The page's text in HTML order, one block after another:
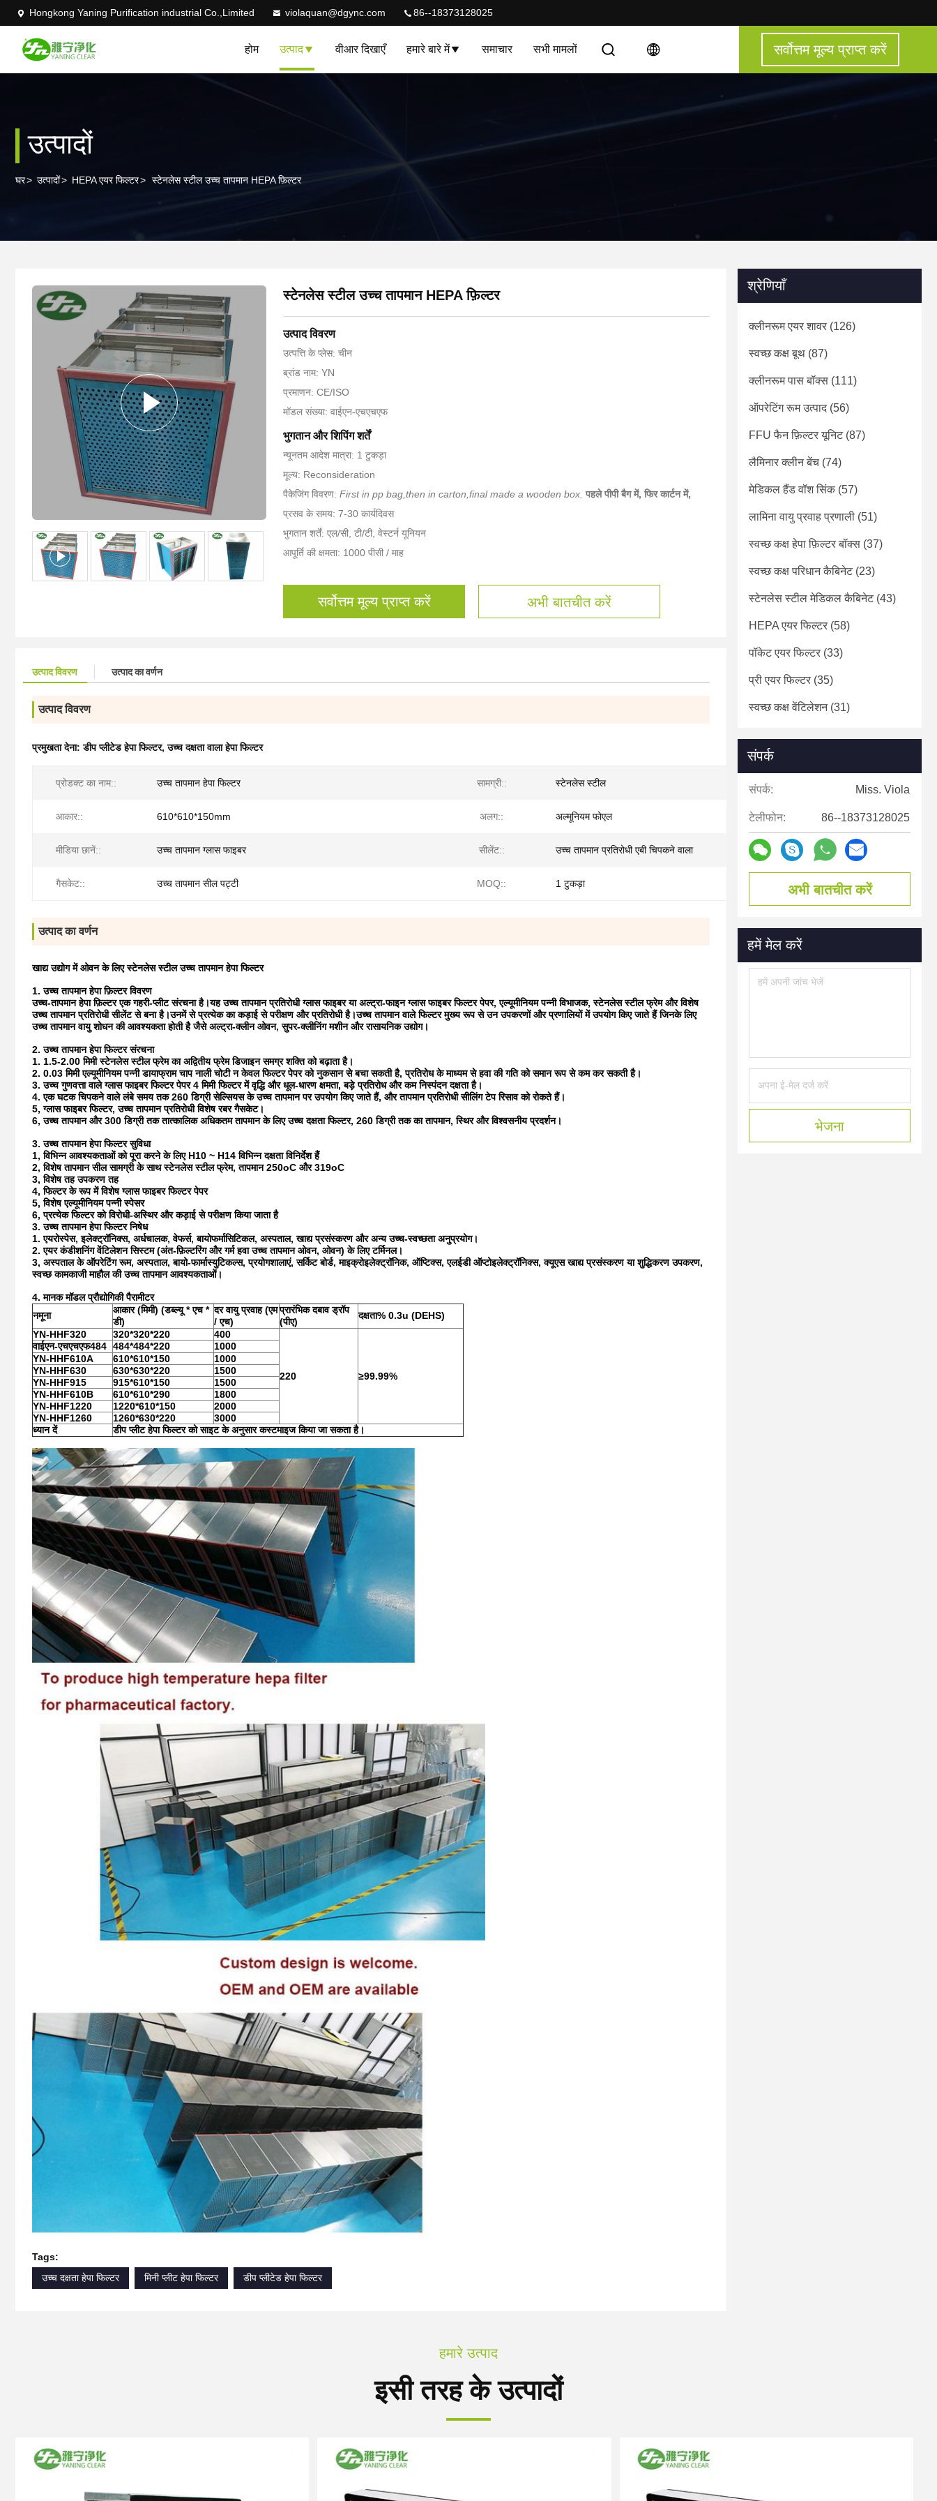
Hongkong Yaning Purification industrial Co.,Limited violaquan@dgync.com 86--18373128025
होम उत्पाद वीआर दिखाएँ हमारे बारे में समाचार सभी मामलों सर्वोत्तम मूल्य प्राप्त करें
उत्पादों
घर> उत्पादों> HEPA एयर फिल्टर> स्टेनलेस स्टील उच्च तापमान HEPA फ़िल्टर
स्टेनलेस स्टील उच्च तापमान HEPA फ़िल्टर
उत्पाद विवरण
उत्पत्ति के प्लेस: चीन
ब्रांड नाम: YN
प्रमाणन: CE/ISO
मॉडल संख्या: वाईएन-एचएचएफ
भुगतान और शिपिंग शर्तें
न्यूनतम आदेश मात्रा: 1 टुकड़ा
मूल्य: Reconsideration
पैकेजिंग विवरण: First in pp bag,then in carton,final made a wooden box. पहले पीपी बैग में, फिर कार्टन में,
प्रसव के समय: 7-30 कार्यदिवस
भुगतान शर्तें: एल/सी, टी/टी, वेस्टर्न यूनियन
आपूर्ति की क्षमता: 1000 पीसी / माह
सर्वोत्तम मूल्य प्राप्त करें अभी बातचीत करें
उत्पाद विवरण उत्पाद का वर्णन
उत्पाद विवरण
प्रमुखता देना:डीप प्लीटेड हेपा फिल्टर,उच्च दक्षता वाला हेपा फिल्टर
प्रोडक्ट का नाम:: उच्च तापमान हेपा फिल्टर सामग्री:: स्टेनलेस स्टील
आकार:: 610*610*150mm अलग:: अल्मूनियम फोएल
मीडिया छानें:: उच्च तापमान ग्लास फाइबर सीलेंट:: उच्च तापमान प्रतिरोधी एबी चिपकने वाला
गैसकेट:: उच्च तापमान सील पट्टी MOQ:: 1 टुकड़ा
उत्पाद का वर्णन
खाद्य उद्योग में ओवन के लिए स्टेनलेस स्टील उच्च तापमान हेपा फिल्टर
1. उच्च तापमान हेपा फ़िल्टर विवरण
उच्च-तापमान हेपा फ़िल्टर एक गहरी-प्लीट संरचना है।यह उच्च तापमान प्रतिरोधी ग्लास फाइबर या अल्ट्रा-फाइन ग्लास फाइबर फिल्टर पेपर, एल्यूमीनियम पन्नी विभाजक, स्टेनलेस स्टील फ्रेम और विशेष
उच्च तापमान प्रतिरोधी सीलेंट से बना है।उनमें से प्रत्येक का कड़ाई से परीक्षण और प्रतिरोधी है।उच्च तापमान वाले फिल्टर मुख्य रूप से उन उपकरणों और प्रणालियों में उपयोग किए जाते हैं जिनके लिए
उच्च तापमान वायु शोधन की आवश्यकता होती है जैसे अल्ट्रा-क्लीन ओवन, सुपर-क्लीनिंग मशीन और रासायनिक उद्योग।
2. उच्च तापमान हेपा फिल्टर संरचना
1. 1.5-2.00 मिमी स्टेनलेस स्टील फ्रेम का अद्वितीय फ्रेम डिजाइन समग्र शक्ति को बढ़ाता है।
2. 0.03 मिमी एल्यूमीनियम पन्नी डायाफ्राम चाप नाली चोटी न केवल फिल्टर पेपर को नुकसान से बचा सकती है, प्रतिरोध के माध्यम से हवा की गति को समान रूप से कम कर सकती है।
3. उच्च गुणवत्ता वाले ग्लास फाइबर फिल्टर पेपर 4 मिमी फिल्टर में वृद्धि और धूल-धारण क्षमता, बड़े प्रतिरोध और कम निस्पंदन दक्षता है।
4. एक घटक चिपकने वाले लंबे समय तक 260 डिग्री सेल्सियस के उच्च तापमान पर उपयोग किए जाते हैं, और तापमान प्रतिरोधी सीलिंग टेप रिसाव को रोकते हैं।
5, ग्लास फाइबर फिल्टर, उच्च तापमान प्रतिरोधी विशेष रबर गैसकेट।
6, उच्च तापमान और 300 डिग्री तक तात्कालिक अधिकतम तापमान के लिए उच्च दक्षता फिल्टर, 260 डिग्री तक का तापमान, स्थिर और विश्वसनीय प्रदर्शन।
3. उच्च तापमान हेपा फिल्टर सुविधा
1, विभिन्न आवश्यकताओं को पूरा करने के लिए H10 ~ H14 विभिन्न दक्षता विनिर्देश हैं
2, विशेष तापमान सील सामग्री के साथ स्टेनलेस स्टील फ्रेम, तापमान 250oC और 319oC
3, विशेष तह उपकरण तह
4, फिल्टर के रूप में विशेष ग्लास फाइबर फिल्टर पेपर
5, विशेष एल्यूमीनियम पन्नी स्पेसर
6, प्रत्येक फिल्टर को विरोधी-अस्थिर और कड़ाई से परीक्षण किया जाता है
3. उच्च तापमान हेपा फिल्टर निषेध
1. एयरोस्पेस, इलेक्ट्रॉनिक्स, अर्धचालक, वेफर्स, बायोफर्मासिटिकल, अस्पताल, खाद्य प्रसंस्करण और अन्य उच्च-स्वच्छता अनुप्रयोग।
2. एयर कंडीशनिंग वेंटिलेशन सिस्टम (अंत-फ़िल्टरिंग और गर्म हवा उच्च तापमान ओवन, ओवन) के लिए टर्मिनल।
3, अस्पताल के ऑपरेटिंग रूम, अस्पताल, बायो-फार्मास्युटिकल्स, प्रयोगशालाएं, सर्किट बोर्ड, माइक्रोइलेक्ट्रॉनिक, ऑप्टिक्स, एलईडी ऑप्टोइलेक्ट्रॉनिक्स, क्यूएस खाद्य प्रसंस्करण या शुद्धिकरण उपकरण,
स्वच्छ कामकाजी माहौल की उच्च तापमान आवश्यकताओं।
4. मानक मॉडल प्रौद्योगिकी पैरामीटर
नमूना
आकार (मिमी) (डब्ल्यू * एच *
डी)
दर वायु प्रवाह (एम
/ एच)
प्रारंभिक दबाव ड्रॉप
(पीए)
दक्षता% 0.3u (DEHS)
YN-HHF320
320*320*220 400
220 ≥99.99%
वाईएन-एचएचएफ484 484*484*220
1000
YN-HHF610A
610*610*150
1000
YN-HHF630
630*630*220
1500
YN-HHF915
915*610*150
1500
YN-HHF610B
610*610*290
1800
YN-HHF1220
1220*610*150
2000
YN-HHF1260
1260*630*220
3000
ध्यान दें
डीप प्लीट हेपा फिल्टर को साइट के अनुसार कस्टमाइज किया जा सकता है।
Tags:
उच्च दक्षता हेपा फिल्टर
मिनी प्लीट हेपा फिल्टर डीप प्लीटेड हेपा फिल्टर
श्रेणियाँ
क्लीनरूम एयर शावर (126)
स्वच्छ कक्ष बूथ (87)
क्लीनरूम पास बॉक्स (111)
ऑपरेटिंग रूम उत्पाद(56)
FFU फैन फ़िल्टर यूनिट(87)
लैमिनार क्लीन बेंच (74)
मेडिकल हैंड वॉश सिंक (57)
लामिना वायु प्रवाह प्रणाली (51)
स्वच्छ कक्ष हेपा फ़िल्टर बॉक्स (37)
स्वच्छ कक्ष परिधान कैबिनेट(23)
स्टेनलेस स्टील मेडिकल कैबिनेट(43)
HEPA एयर फिल्टर (58)
पॉकेट एयर फिल्टर (33)
प्री एयर फिल्टर (35)
स्वच्छ कक्ष वेंटिलेशन(31)
संपर्क
संपर्क: Miss. Viola
टेलीफोन: 86--18373128025
अभी बातचीत करें
हमें मेल करें
भेजना
हमारे उत्पाद
इसी तरह के उत्पादों